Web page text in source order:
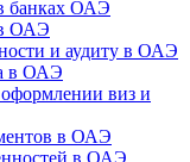
банках ОАЭ
ОАЭ
и аудиту в ОАЭ
в ОАЭ
виз и
в ОАЭ
в ОАЭ